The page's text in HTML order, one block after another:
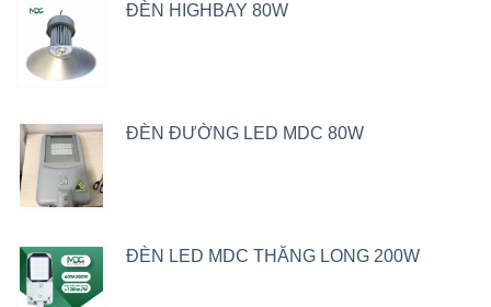
ĐÈN HIGHBAY 80W
ĐÈN ĐƯỜNG LED MDC 80W
ĐÈN LED MDC THĂNG LONG 200W